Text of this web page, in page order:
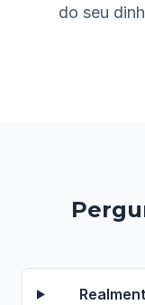
do seu